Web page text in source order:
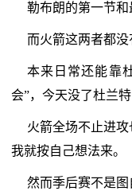
勒布朗的第一节和
而火箭这两者都没
本来日常还能靠
会”，今天没了杜兰特
火箭全场不止进攻
我就按自己想法来。
然而季后赛不是图